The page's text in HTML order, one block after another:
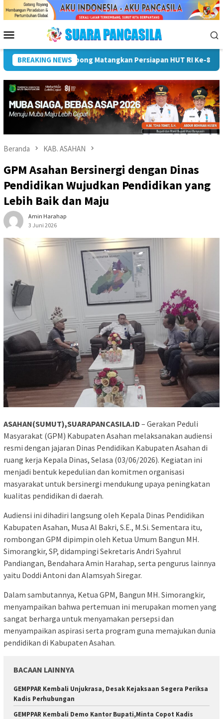
Menu
Mobile
BREAKING NEWS
Hadiri Pemusnahan Barang Bukti 88 Perkara Di Kejari Rejang
Beranda KAB. ASAHAN
GPM Asahan Bersinergi dengan Dinas
Pendidikan Wujudkan Pendidikan yang
Lebih Baik dan Maju
Amin Harahap
3 Juni 2026
ASAHAN(SUMUT),SUARAPANCASILA.ID – Gerakan Peduli
Masyarakat (GPM) Kabupaten Asahan melaksanakan audiensi
resmi dengan jajaran Dinas Pendidikan Kabupaten Asahan di
ruang kerja Kepala Dinas, Selasa (03/06/2026). Kegiatan ini
menjadi bentuk kepedulian dan komitmen organisasi
masyarakat untuk bersinergi mendukung upaya peningkatan
kualitas pendidikan di daerah.
Audiensi ini dihadiri langsung oleh Kepala Dinas Pendidikan
Kabupaten Asahan, Musa Al Bakri, S.E., M.Si. Sementara itu,
rombongan GPM dipimpin oleh Ketua Umum Bangun MH.
Simorangkir, SP, didampingi Sekretaris Andri Syahrul
Pandiangan, Bendahara Amin Harahap, serta pengurus lainnya
yaitu Doddi Antoni dan Alamsyah Siregar.
Dalam sambutannya, Ketua GPM, Bangun MH. Simorangkir,
menyampaikan bahwa pertemuan ini merupakan momen yang
sangat berharga untuk menyamakan persepsi dan
menyampaikan aspirasi serta program guna memajukan dunia
pendidikan di Kabupaten Asahan.
BACAAN LAINNYA
GEMPPAR Kembali Unjukrasa, Desak Kejaksaan Segera Periksa
Kadis Perhubungan
GEMPPAR Kembali Demo Kantor Bupati,Minta Copot Kadis